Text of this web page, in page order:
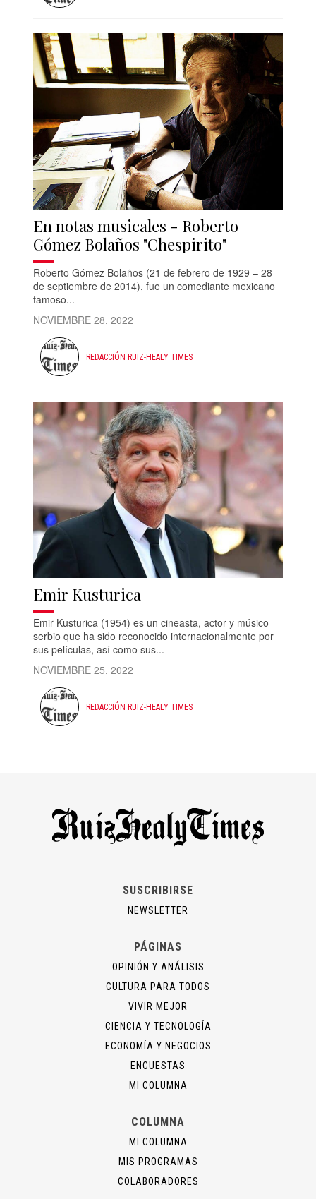
En notas musicales - Roberto
Gómez Bolaños "Chespirito"
Roberto Gómez Bolaños (21 de febrero de 1929 – 28
de septiembre de 2014), fue un comediante mexicano
famoso...
NOVIEMBRE 28, 2022
REDACCIÓN RUIZ-HEALY TIMES
Emir Kusturica
Emir Kusturica (1954) es un cineasta, actor y músico
serbio que ha sido reconocido internacionalmente por
sus películas, así como sus...
NOVIEMBRE 25, 2022
REDACCIÓN RUIZ-HEALY TIMES
SUSCRIBIRSE
NEWSLETTER
PÁGINAS
OPINIÓN Y ANÁLISIS
CULTURA PARA TODOS
VIVIR MEJOR
CIENCIA Y TECNOLOGÍA
ECONOMÍA Y NEGOCIOS
ENCUESTAS
MI COLUMNA
COLUMNA
MI COLUMNA
MIS PROGRAMAS
COLABORADORES